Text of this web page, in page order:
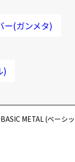
ー(ガンメタ)
)
BASIC METAL (ベーシ